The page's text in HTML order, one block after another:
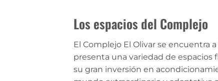
Los espacios del Complejo
El Complejo El Olivar se encuentra
presenta una variedad de espacios
su gran inversión en